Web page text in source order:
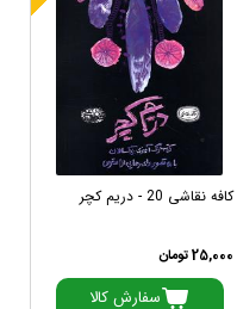
کافه نقاشی 20 - دریم کچر
25,000 تومان
سفارش کالا